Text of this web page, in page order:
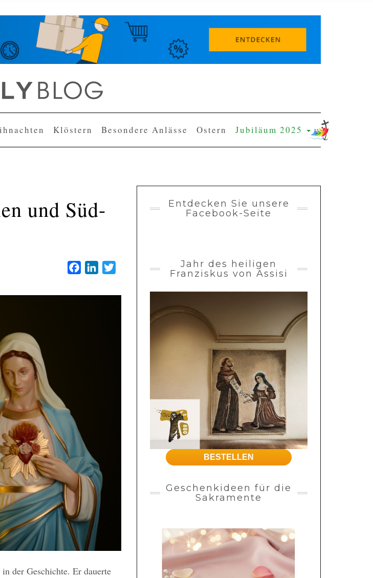
Klöstern Besondere Anlässe Ostern Jubiläum 2025
und Süd-
FacebookLinkedIn
der Geschichte. Er dauerte
Entdecken Sie unsere
Facebook-Seite
Jahr des heiligen
Franziskus von Assisi
BESTELLEN
Geschenkideen für die
Sakramente